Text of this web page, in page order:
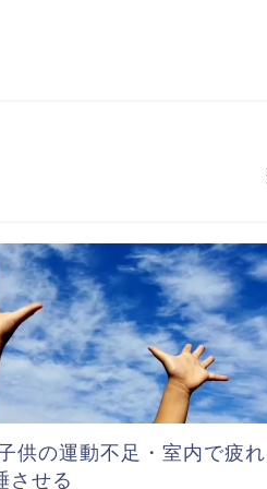
供の運動不足・室内で疲れ
させる